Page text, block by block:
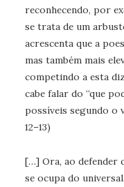
reconhecendo, por
se trata de um
acrescenta que a
mas também mais
competindo a esta
cabe falar do “que
possíveis segundo o
12–13)
[…] Ora, ao defender
se ocupa do